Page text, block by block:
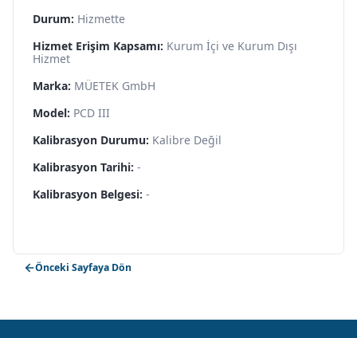
Durum: Hizmette
Hizmet Erişim Kapsamı: Kurum İçi ve Kurum Dışı
Hizmet
Marka: MÜETEK GmbH
Model: PCD III
Kalibrasyon Durumu: Kalibre Değil
Kalibrasyon Tarihi: -
Kalibrasyon Belgesi: -
Önceki Sayfaya Dön